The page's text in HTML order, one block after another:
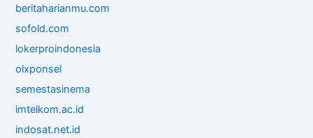
beritaharianmu.com
sofold.com
lokerproindonesia
olxponsel
semestasinema
imtelkom.ac.id
indosat.net.id